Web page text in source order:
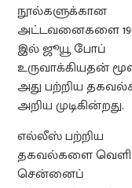
நூல்களுக்கான
அட்டவனைகளை
இல் ஜூயூ போப்
உருவாக்கியதன்
அது பற்றிய
அறிய முடிகின்றது.
எல்லீஸ் பற்றிய
தகவல்களை
சென்னைப்